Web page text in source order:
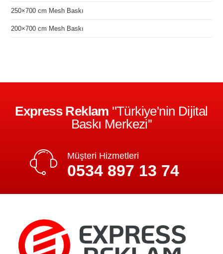
250×700 cm Mesh Baskı
200×700 cm Mesh Baskı
Express Reklam ''Türkiye'nin Dijital
Baskı Merkezi''
Müşteri Hizmetleri
0534 897 13 74